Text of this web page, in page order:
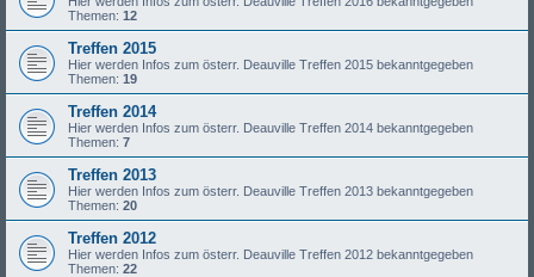
Themen: 12
Treffen 2015
Hier werden Infos zum österr. Deauville Treffen 2015 bekanntgegeben
Themen: 19
Treffen 2014
Hier werden Infos zum österr. Deauville Treffen 2014 bekanntgegeben
Themen: 7
Treffen 2013
Hier werden Infos zum österr. Deauville Treffen 2013 bekanntgegeben
Themen: 20
Treffen 2012
Hier werden Infos zum österr. Deauville Treffen 2012 bekanntgegeben
Themen: 22